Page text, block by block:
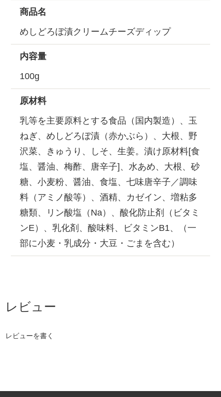
レビューを書く
商品名
めしどろぼ漬クリームチーズディップ
内容量
100g
原材料
乳等を主要原料とする食品（国内製造）、玉
ねぎ、めしどろぼ漬（赤かぶら）、大根、野
沢菜、きゅうり、しそ、生姜。漬け原材料[食
塩、醤油、梅酢、唐辛子]、水あめ、大根、砂
糖、小麦粉、醤油、食塩、七味唐辛子／調味
料（アミノ酸等）、酒精、カゼイン、増粘多
糖類、リン酸塩（Na）、酸化防止剤（ビタミ
ンE）、乳化剤、酸味料、ビタミンB1、（一
部に小麦・乳成分・大豆・ごまを含む）